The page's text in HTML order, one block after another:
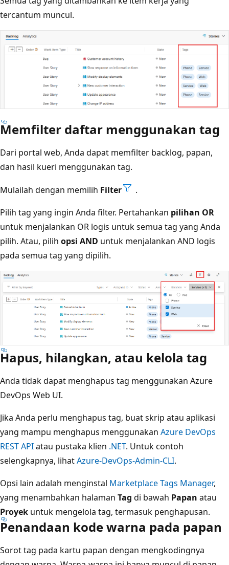
tercantum muncul.
Memfilter daftar menggunakan tag
Dari portal web, Anda dapat memfilter backlog, papan,
dan hasil kueri menggunakan tag.
Mulailah dengan memilih Filter
.
Pilih tag yang ingin Anda filter. Pertahankan pilihan OR
untuk menjalankan OR logis untuk semua tag yang Anda
pilih. Atau, pilih opsi AND untuk menjalankan AND logis
pada semua tag yang dipilih.
Hapus, hilangkan, atau kelola tag
Anda tidak dapat menghapus tag menggunakan Azure
DevOps Web UI.
Jika Anda perlu menghapus tag, buat skrip atau aplikasi
yang mampu menghapus menggunakan Azure DevOps
REST APIatau pustaka klien .NET. Untuk contoh
selengkapnya, lihatAzure-DevOps-Admin-CLI.
Opsi lain adalah menginstal Marketplace Tags Manager,
yang menambahkan halaman Tag di bawah Papan atau
Proyek untuk mengelola tag, termasuk penghapusan.
Penandaan kode warna pada papan
Sorot tag pada kartu papan dengan mengkodingnya